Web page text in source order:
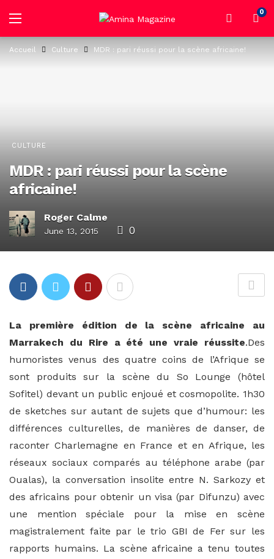
0
Accueil Culture MDR : pari réussi pour la scène africaine!
CULTURE
MDR : pari réussi pour la scène
africaine!
Roger Calme
June 13, 2015 0
La première édition de la scène africaine au
Marrakech du Rire a été une vraie réussite.Des
humoristes venus des quatre coins de l’Afrique se
sont produits sur la scène du So Lounge (hôtel
Sofitel) devant un public enjoué et cosmopolite. 1h30
de sketches sur autant de sujets que d’humour: les
différences culturelles, de manières de danser, de
raconter Charlemagne en France et en Afrique, les
réseaux sociaux comparés au téléphone arabe (par
Oualas), la conversation insolite entre N. Sarkozy et
des africains pour obtenir un visa (par Difunzu) avec
une mention spéciale pour la mise en scène
magistralement faite par le trio GBI de Fer sur les
rapports humains. La scène africaine a tenu toutes